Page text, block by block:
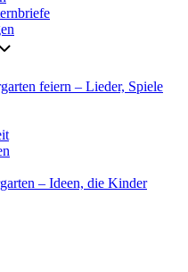
feiern – Lieder, Spiele
– Ideen, die Kinder